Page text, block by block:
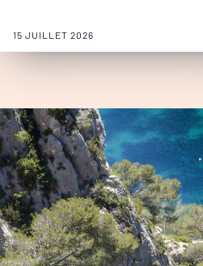
15 JUILLET 2026